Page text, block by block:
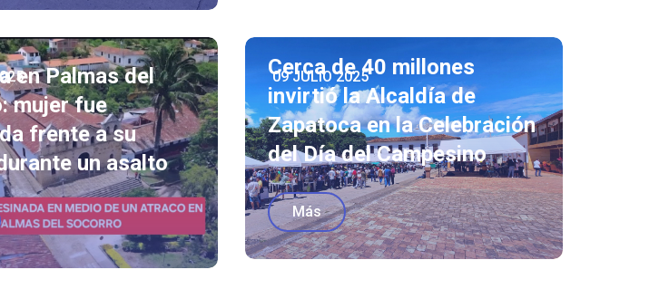
en Palmas del
mujer fue
frente a su
un asalto
09 JULIO 2025
Cerca de 40 millones
invirtió la Alcaldía de
Zapatoca en la Celebración
del Día del Campesino
Más